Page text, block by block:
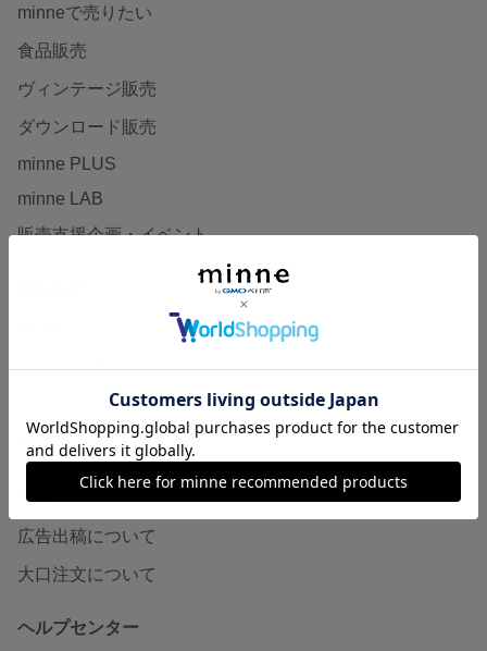
minneで売りたい
食品販売
ヴィンテージ販売
ダウンロード販売
minne PLUS
minne LAB
販売支援企画・イベント
minneとものづくりと
minne学習帖
minneの本
企業の方へ
広告出稿について
大口注文について
ヘルプセンター